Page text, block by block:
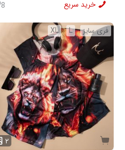
خرید سریع 8
فری سایز L
XL
۲